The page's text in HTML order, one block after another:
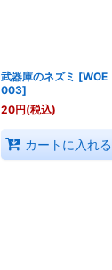
武器庫のネズミ [WOE
003]
20円(税込)
カートに入れる